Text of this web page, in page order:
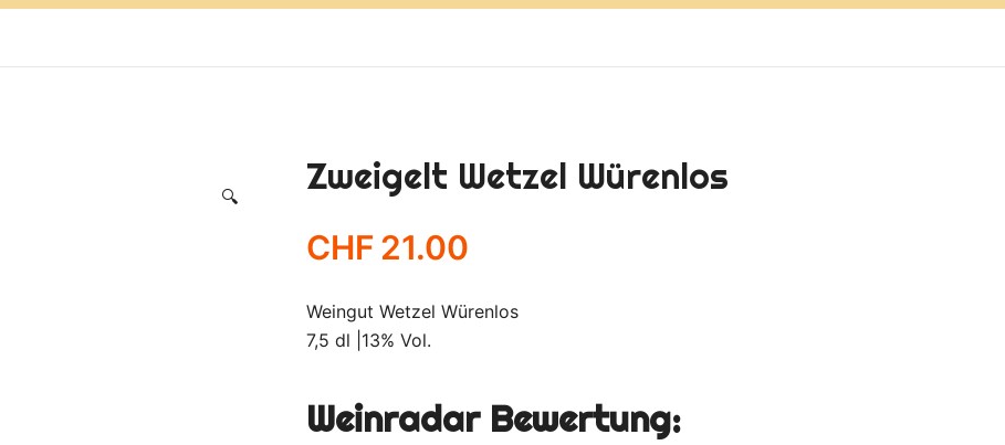
🔍 Zweigelt Wetzel Würenlos
CHF21.00
Weingut Wetzel Würenlos
7,5 dl |13% Vol.
Weinradar Bewertung: